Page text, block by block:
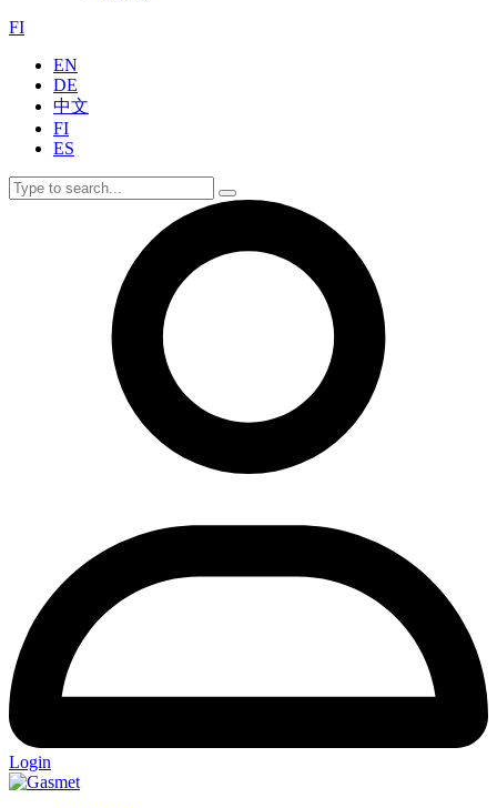
FI
EN
DE
中文
FI
ES
Login